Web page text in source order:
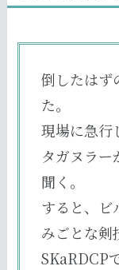
倒したはず
た。
現場に急行
タガヌラー
聞く。
すると、ビ
みごとな剣
SKaRDCP